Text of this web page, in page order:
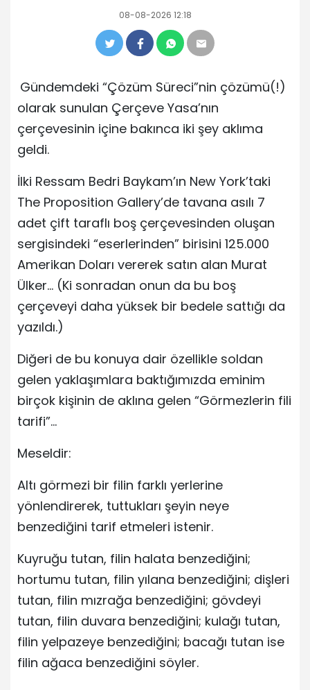
08-08-2026 12:18
Gündemdeki “Çözüm Süreci”nin çözümü(!)
olarak sunulan Çerçeve Yasa’nın
çerçevesinin içine bakınca iki şey aklıma
geldi.
İlki Ressam Bedri Baykam’ın New York’taki
The Proposition Gallery’de tavana asılı 7
adet çift taraflı boş çerçevesinden oluşan
sergisindeki “eserlerinden” birisini 125.000
Amerikan Doları vererek satın alan Murat
Ülker… (Ki sonradan onun da bu boş
çerçeveyi daha yüksek bir bedele sattığı da
yazıldı.)
Diğeri de bu konuya dair özellikle soldan
gelen yaklaşımlara baktığımızda eminim
birçok kişinin de aklına gelen “Görmezlerin fili
tarifi”…
Meseldir:
Altı görmezi bir filin farklı yerlerine
yönlendirerek, tuttukları şeyin neye
benzediğini tarif etmeleri istenir.
Kuyruğu tutan, filin halata benzediğini;
hortumu tutan, filin yılana benzediğini; dişleri
tutan, filin mızrağa benzediğini; gövdeyi
tutan, filin duvara benzediğini; kulağı tutan,
filin yelpazeye benzediğini; bacağı tutan ise
filin ağaca benzediğini söyler.